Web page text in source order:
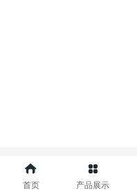
电脑版
首页 产品展示